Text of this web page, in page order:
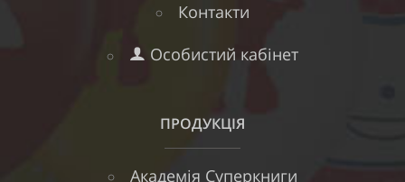
Контакти
Особистий кабінет
ПРОДУКЦІЯ
Академія Суперкниги